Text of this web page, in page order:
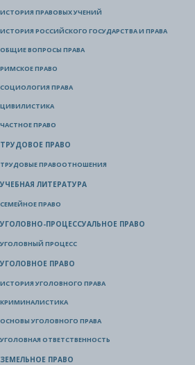
ИСТОРИЯ ПРАВОВЫХ УЧЕНИЙ
ИСТОРИЯ РОССИЙСКОГО ГОСУДАРСТВА И ПРАВА
ОБЩИЕ ВОПРОСЫ ПРАВА
РИМСКОЕ ПРАВО
СОЦИОЛОГИЯ ПРАВА
ЦИВИЛИСТИКА
ЧАСТНОЕ ПРАВО
ТРУДОВОЕ ПРАВО
ТРУДОВЫЕ ПРАВООТНОШЕНИЯ
УЧЕБНАЯ ЛИТЕРАТУРА
СЕМЕЙНОЕ ПРАВО
УГОЛОВНО-ПРОЦЕССУАЛЬНОЕ ПРАВО
УГОЛОВНЫЙ ПРОЦЕСС
УГОЛОВНОЕ ПРАВО
ИСТОРИЯ УГОЛОВНОГО ПРАВА
КРИМИНАЛИСТИКА
ОСНОВЫ УГОЛОВНОГО ПРАВА
УГОЛОВНАЯ ОТВЕТСТВЕННОСТЬ
ЗЕМЕЛЬНОЕ ПРАВО